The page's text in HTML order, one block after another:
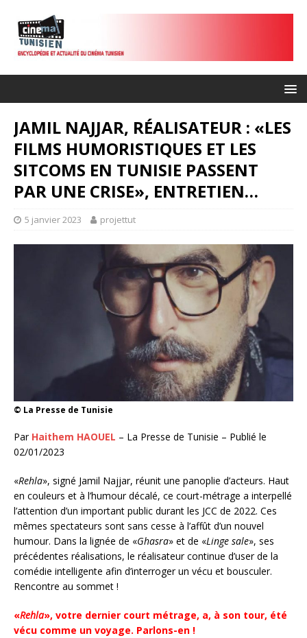
JAMIL NAJJAR, RÉALISATEUR : «LES
FILMS HUMORISTIQUES ET LES
SITCOMS EN TUNISIE PASSENT
PAR UNE CRISE», ENTRETIEN…
5 janvier 2023 projettut
© La Presse de Tunisie
Par Haithem HAOUEL – La Presse de Tunisie – Publié le
02/01/2023
«Rehla», signé Jamil Najjar, réunit une panoplie d’acteurs. Haut
en couleurs et à l’humour décalé, ce court-métrage a interpellé
l’attention d’un important public durant les JCC de 2022. Ces
mêmes spectateurs sont sans cesse à l’affût d’un nouvel
humour. Dans la lignée de «Ghasra» et de «Linge sale», ses
précédentes réalisations, le réalisateur continue d’user de la
comédie intelligente afin d’interroger un vécu et bousculer.
Rencontre au sommet !
«Rehla», votre dernier court métrage, a, à son tour, été
vécu comme un voyage. Parlons-en !